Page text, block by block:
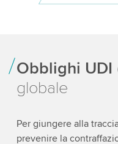
Obblighi UDI
globale
Per giungere alla
prevenire la